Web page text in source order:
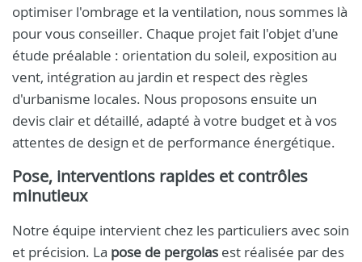
optimiser l'ombrage et la ventilation, nous sommes là
pour vous conseiller. Chaque projet fait l'objet d'une
étude préalable : orientation du soleil, exposition au
vent, intégration au jardin et respect des règles
d'urbanisme locales. Nous proposons ensuite un
devis clair et détaillé, adapté à votre budget et à vos
attentes de design et de performance énergétique.
Pose, interventions rapides et contrôles
minutieux
Notre équipe intervient chez les particuliers avec soin
et précision. La pose de pergolas est réalisée par des